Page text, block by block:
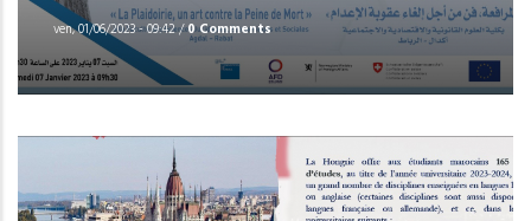
ven, 01/06/2023 - 09:42/0 Comments